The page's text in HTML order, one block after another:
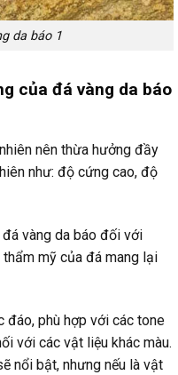
da báo 1
của đá vàng da báo
nên thừa hưởng đầy
như: độ cứng cao, độ
vàng da báo đối với
mỹ của đá mang lại
đáo, phù hợp với các tone
với các vật liệu khác màu.
nổi bật, nhưng nếu là vật